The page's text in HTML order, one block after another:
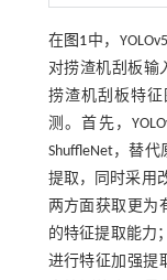
在 图1中，
对捞渣机刮板输
捞渣机刮板特征
测。首先，
ShuffleNet，替代
提取，同时采用
两方面获取更为
的特征提取能力
进行特征加强提